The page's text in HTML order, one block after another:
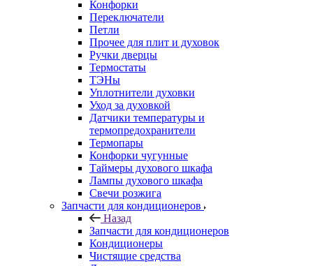
Конфорки
Переключатели
Петли
Прочее для плит и духовок
Ручки дверцы
Термостаты
ТЭНы
Уплотнители духовки
Уход за духовкой
Датчики температуры и
термопредохранители
Термопары
Конфорки чугунные
Таймеры духового шкафа
Лампы духового шкафа
Свечи розжига
Запчасти для кондиционеров
Назад
Запчасти для кондиционеров
Кондиционеры
Чистящие средства